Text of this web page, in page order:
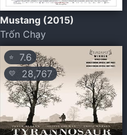
Mustang (2015)
Trốn Chạy
⭐ 7.6
💛 28,767